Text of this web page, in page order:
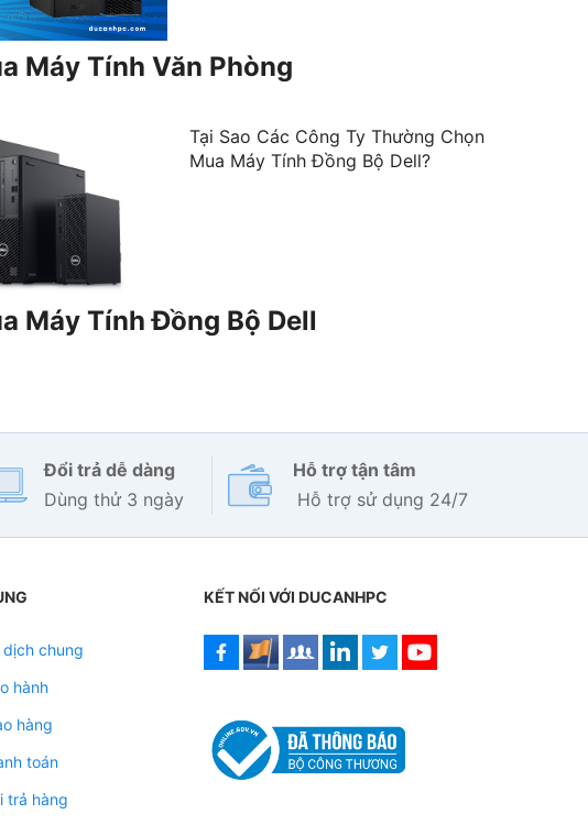
Máy Tính Văn Phòng
Tại Sao Các Công Ty Thường Chọn
Mua Máy Tính Đồng Bộ Dell?
Máy Tính Đồng Bộ Dell
Đổi trả dễ dàng
Dùng thử 3 ngày
Hỗ trợ tận tâm
Hỗ trợ sử dụng 24/7
chung
hành
hàng
toán
trả hàng
KẾT NỐI VỚI DUCANHPC